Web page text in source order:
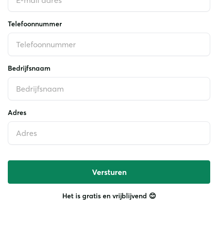
Telefoonnummer
Bedrijfsnaam
Adres
Het is gratis en vrijblijvend 😊